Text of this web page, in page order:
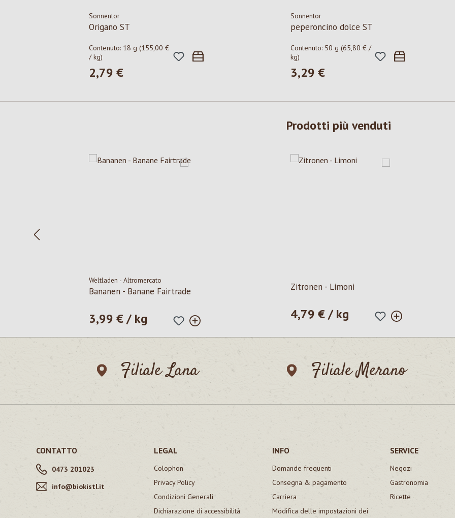
Sonnentor
Origano ST
Contenuto: 18 g(155,00 €
/ kg)
Prezzo normale:
2,79 €
Sonnentor
peperoncino dolce ST
Contenuto: 50 g (65,80 € /
kg)
Prezzo normale:
3,29 €
Prodotti più venduti
Weltladen - Altromercato
Bananen - Banane Fairtrade
Prezzo normale:
3,99 € / kg
Zitronen - Limoni
Prezzo normale:
4,79 € / kg
Filiale Lana Filiale Merano
CONTATTO
0473 201023
info@biokistl.it
LEGAL
Colophon
Privacy Policy
Condizioni Generali
Dichiarazione di accessibilità
INFO
Domande frequenti
Consegna & pagamento
Carriera
Modifica delle impostazioni dei
SERVICE
Negozi
Gastronomia
Ricette